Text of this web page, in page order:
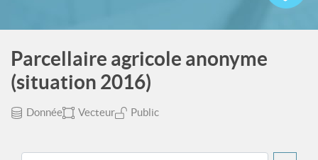
Parcellaire agricole anonyme
(situation 2016)
Donnée Vecteur Public